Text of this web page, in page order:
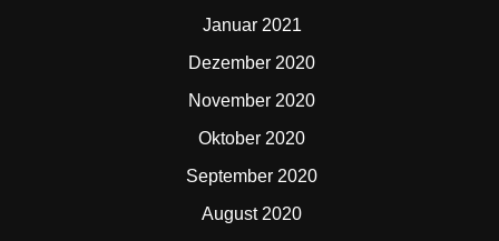
Januar 2021
Dezember 2020
November 2020
Oktober 2020
September 2020
August 2020